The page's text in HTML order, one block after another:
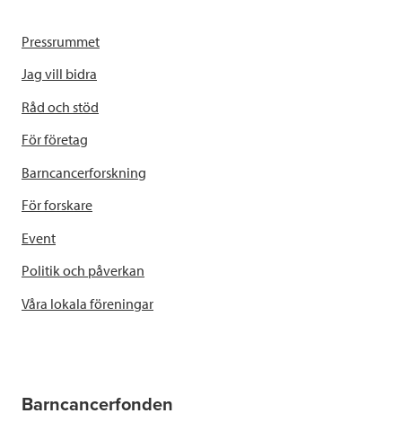
Pressrummet
Jag vill bidra
Råd och stöd
För företag
Barncancerforskning
För forskare
Event
Politik och påverkan
Våra lokala föreningar
Barncancerfonden